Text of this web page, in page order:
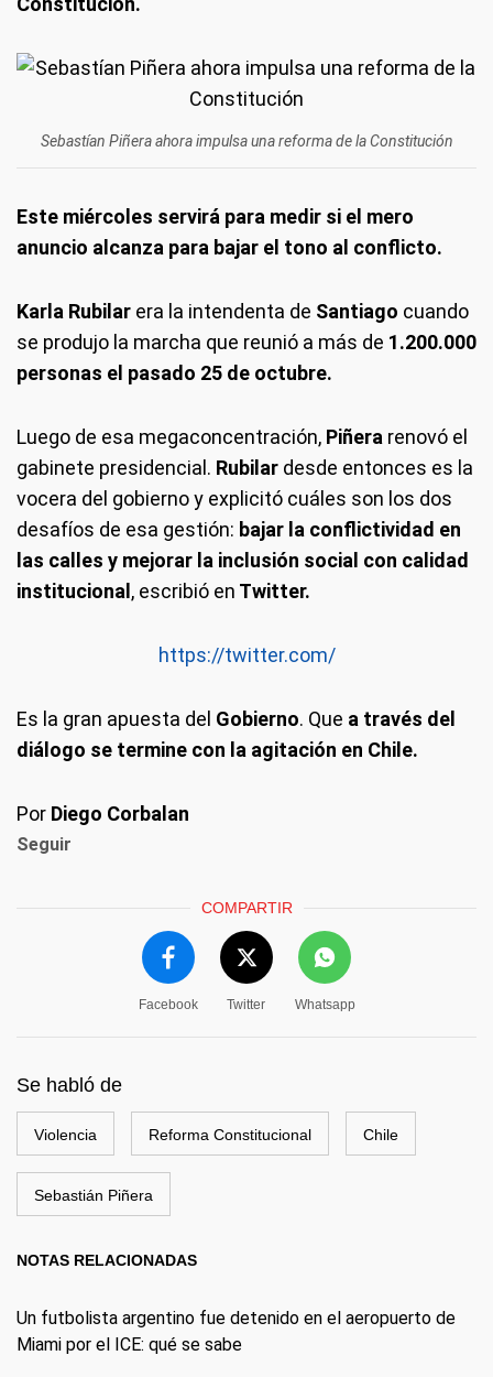
Sebastían Piñera ahora impulsa una reforma de la Constitución
Este miércoles servirá para medir si el mero
anuncio alcanza para bajar el tono al conflicto.
Karla Rubilar era la intendenta de Santiago cuando
se produjo la marcha que reunió a más de 1.200.000
personas el pasado 25 de octubre.
Luego de esa megaconcentración, Piñera renovó el
gabinete presidencial. Rubilar desde entonces es la
vocera del gobierno y explicitó cuáles son los dos
desafíos de esa gestión: bajar la conflictividad en
las calles y mejorar la inclusión social con calidad
institucional , escribió en Twitter.
https://twitter.com/
Es la gran apuesta del Gobierno. Que a través del
diálogo se termine con la agitación en Chile.
Por Diego Corbalan
Seguir
COMPARTIR
Facebook Twitter Whatsapp
Se habló de
Violencia Reforma Constitucional Chile
Sebastián Piñera
NOTAS RELACIONADAS
Un futbolista argentino fue detenido en el aeropuerto de
Miami por el ICE: qué se sabe